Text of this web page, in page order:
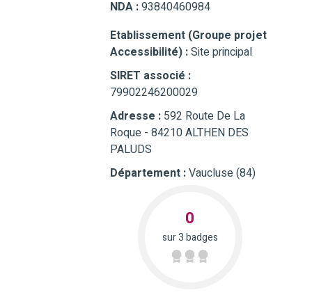
NDA :93840460984
Etablissement (Groupe projet
Accessibilité) :Site principal
SIRET associé :
79902246200029
Adresse : 592 Route De La
Roque - 84210 ALTHEN DES
PALUDS
Département :Vaucluse (84)
0
sur 3 badges